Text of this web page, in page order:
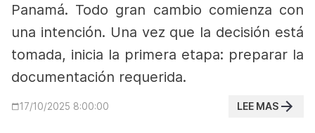
Panamá. Todo gran cambio comienza con
una intención. Una vez que la decisión está
tomada, inicia la primera etapa: preparar la
documentación requerida.
17/10/2025 8:00:00 LEE MAS